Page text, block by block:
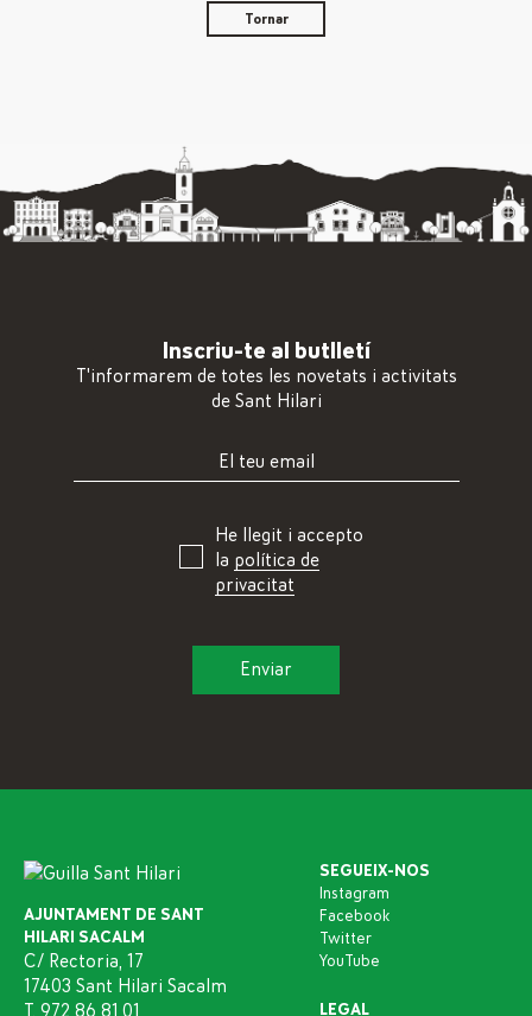
Tornar
Inscriu-te al butlletí
T'informarem de totes les novetats i activitats
de Sant Hilari
He llegit i accepto
la política de
privacitat
AJUNTAMENT DE SANT
HILARI SACALM
C/ Rectoria, 17
17403 Sant Hilari Sacalm
T. 972 86 81 01
SEGUEIX-NOS
Instagram
Facebook
Twitter
YouTube
LEGAL